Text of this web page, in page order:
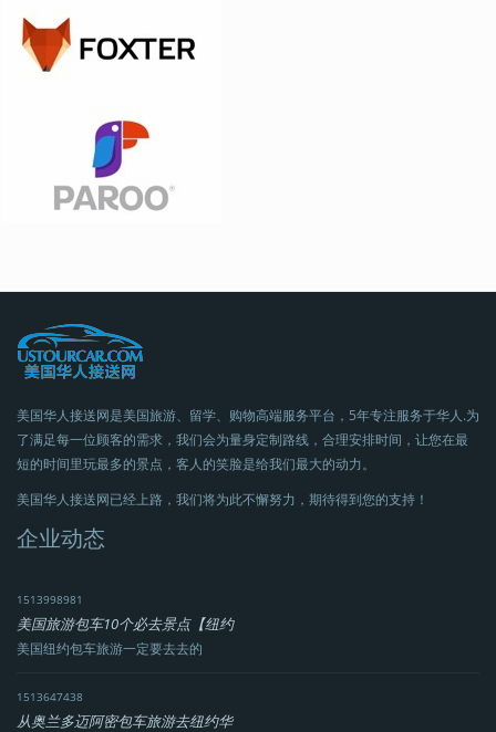
美国华人接送网是美国旅游、留学、购物高端服务平台，5年专注服务于华人.为
了满足每一位顾客的需求，我们会为量身定制路线，合理安排时间，让您在最
短的时间里玩最多的景点，客人的笑脸是给我们最大的动力。
美国华人接送网已经上路，我们将为此不懈努力，期待得到您的支持！
企业动态
1513998981
美国旅游包车10个必去景点【纽约
美国纽约包车旅游一定要去去的
1513647438
从奥兰多迈阿密包车旅游去纽约华